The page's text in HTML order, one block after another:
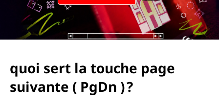
quoi sert la touche page
suivante ( PgDn ) ?